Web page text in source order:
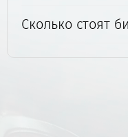
Сколько стоят